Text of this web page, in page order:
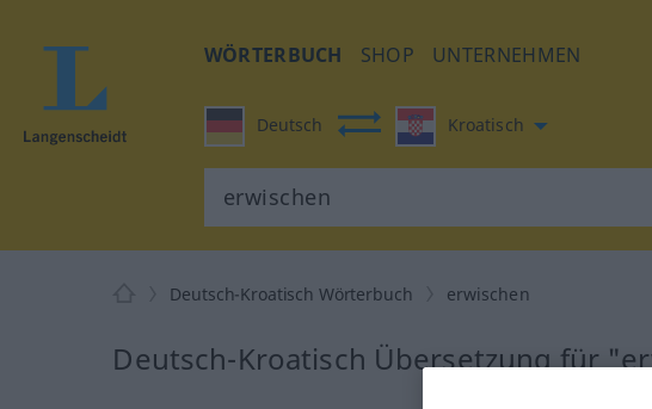
WÖRTERBUCH SHOP UNTERNEHMEN
Deutsch Kroatisch
Deutsch-Kroatisch Wörterbuch erwischen
Deutsch-Kroatisch Übersetzung für